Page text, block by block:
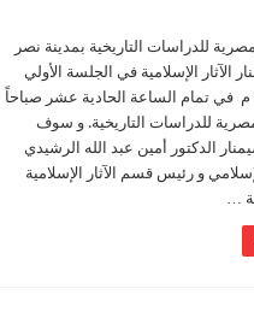
للدراسات التاريخية بمدينة نصر
الآثار الإسلامية في الجلسة الأولي
لعام ٢٠٢٢-٢٠٢٣ م في تمام الساعة الحادية عشر صباحاً
للدراسات التاريخية. و سوف
الدكتور أمين عبد الله الرشيدي
و رئيس قسم الآثار الإسلامية
…